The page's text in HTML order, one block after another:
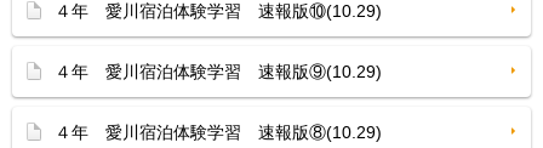
４年 愛川宿泊体験学習 速報版⑩(10.29)
４年 愛川宿泊体験学習 速報版⑨(10.29)
４年 愛川宿泊体験学習 速報版⑧(10.29)